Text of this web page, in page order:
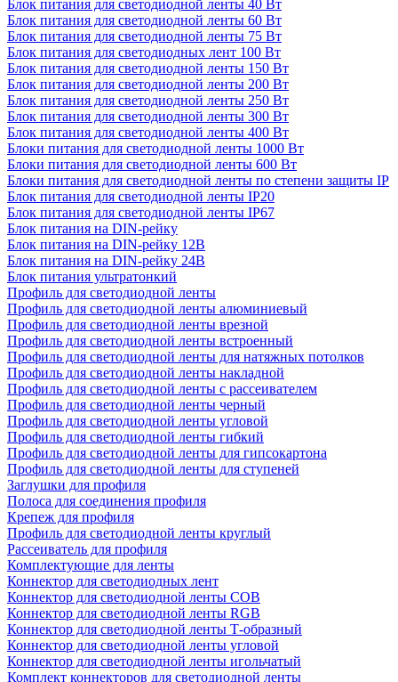
Блок питания для светодиодной ленты 40 Вт
Блок питания для светодиодной ленты 60 Вт
Блок питания для светодиодной ленты 75 Вт
Блок питания для светодиодных лент 100 Вт
Блок питания для светодиодной ленты 150 Вт
Блок питания для светодиодной ленты 200 Вт
Блок питания для светодиодной ленты 250 Вт
Блок питания для светодиодной ленты 300 Вт
Блок питания для светодиодной ленты 400 Вт
Блоки питания для светодиодной ленты 1000 Вт
Блоки питания для светодиодной ленты 600 Вт
Блоки питания для светодиодной ленты по степени защиты IP
Блок питания для светодиодной ленты IP20
Блок питания для светодиодной ленты IP67
Блок питания на DIN-рейку
Блок питания на DIN-рейку 12В
Блок питания на DIN-рейку 24В
Блок питания ультратонкий
Профиль для светодиодной ленты
Профиль для светодиодной ленты алюминиевый
Профиль для светодиодной ленты врезной
Профиль для светодиодной ленты встроенный
Профиль для светодиодной ленты для натяжных потолков
Профиль для светодиодной ленты накладной
Профиль для светодиодной ленты с рассеивателем
Профиль для светодиодной ленты черный
Профиль для светодиодной ленты угловой
Профиль для светодиодной ленты гибкий
Профиль для светодиодной ленты для гипсокартона
Профиль для светодиодной ленты для ступеней
Заглушки для профиля
Полоса для соединения профиля
Крепеж для профиля
Профиль для светодиодной ленты круглый
Рассеиватель для профиля
Комплектующие для ленты
Коннектор для светодиодных лент
Коннектор для светодиодной ленты COB
Коннектор для светодиодной ленты RGB
Коннектор для светодиодной ленты Т-образный
Коннектор для светодиодной ленты угловой
Коннектор для светодиодной ленты игольчатый
Комплект коннекторов для светодиодной ленты